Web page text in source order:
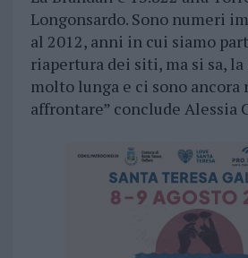
Longonsardo. Sono numeri
al 2012, anni in cui siamo
riapertura dei siti, ma si sa, la
molto lunga e ci sono ancora
affrontare” conclude Alessia